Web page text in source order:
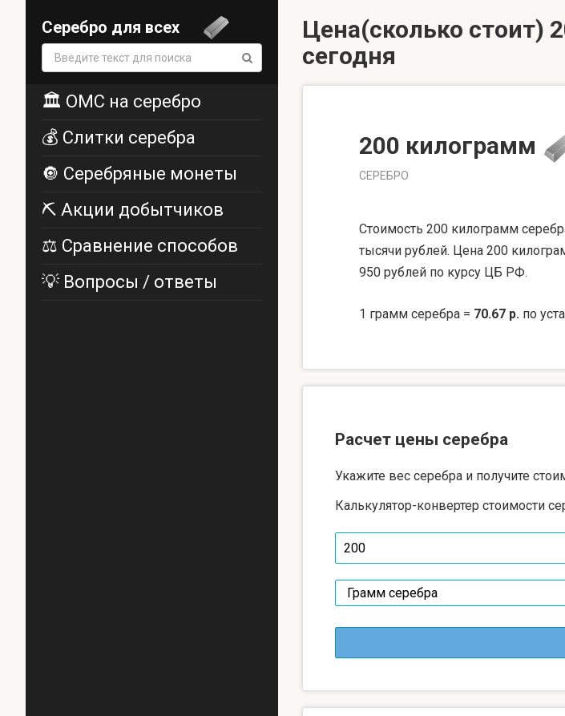
Серебро для всех
Поиск:
🏛️ ОМС на серебро
💰 Слитки серебра
🔘 Серебряные монеты
⛏️ Акции добытчиков
⚖️ Сравнение способов
💡 Вопросы / ответы
Цена(сколько стоит)
сегодня
200 килограмм
СЕРЕБРО
Стоимость 200 килограмм
тысячи рублей. Цена 200
950 рублей по курсу ЦБ РФ.
1 грамм серебра = 70.67 р. по
Расчет цены серебра
Укажите вес серебра и получите
Калькулятор-конвертер стоимости